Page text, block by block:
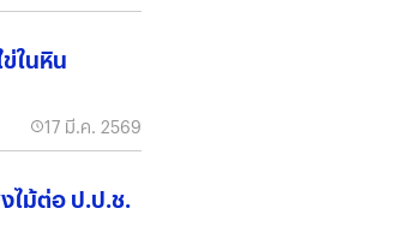
ในหิน
17 มี.ค. 2569
ไม้ต่อ ป.ป.ช.